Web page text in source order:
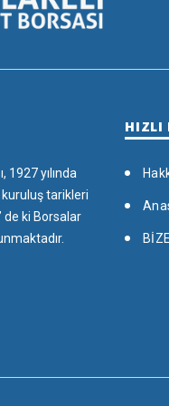
1927 yılında
tarikleri
de ki Borsalar
HIZLI